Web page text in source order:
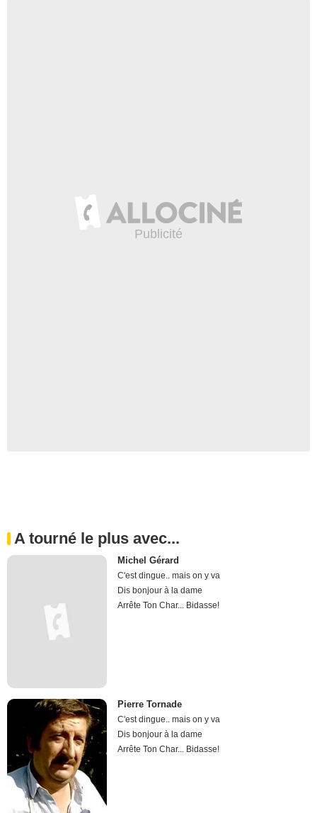
A tourné le plus avec...
Michel Gérard
C'est dingue.. mais on y va
Dis bonjour à la dame
Arrête Ton Char... Bidasse!
Pierre Tornade
C'est dingue.. mais on y va
Dis bonjour à la dame
Arrête Ton Char... Bidasse!